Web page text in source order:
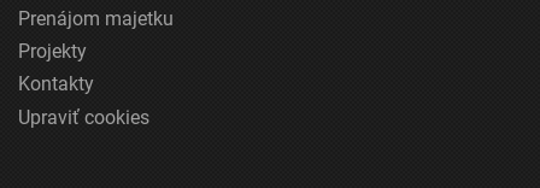
Prenájom majetku
Projekty
Kontakty
Upraviť cookies